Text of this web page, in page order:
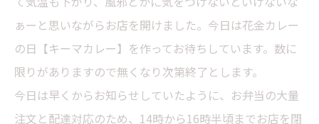
ぁーと思いながらお店を開けました。今日は花金カレー
の日【キーマカレー】を作ってお待ちしています。数に
限りがありますので無くなり次第終了とします。
今日は早くからお知らせしていたように、お弁当の大量
注文と配達対応のため、14時から16時半頃までお店を閉